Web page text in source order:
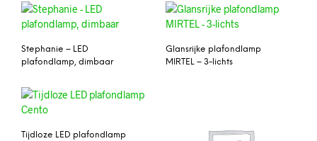
Stephanie – LED
plafondlamp, dimbaar
Glansrijke plafondlamp
MIRTEL – 3-lichts
Tijdloze LED plafondlamp